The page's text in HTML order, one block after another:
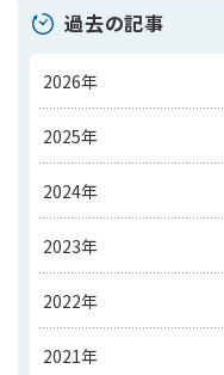
過去の記事